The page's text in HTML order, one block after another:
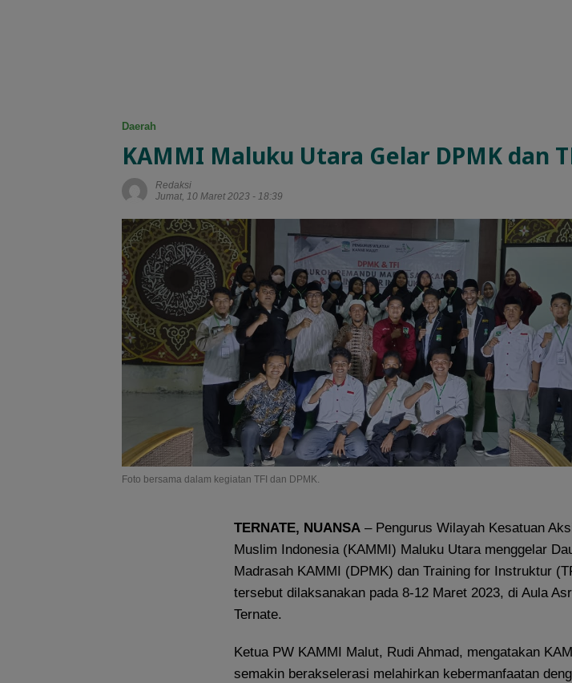
Daerah
KAMMI Maluku Utara Gelar DPMK dan
Redaksi
Jumat, 10 Maret 2023 - 18:39
Foto bersama dalam kegiatan TFI dan DPMK.
TERNATE, NUANSA – Pengurus Wilayah Kesatuan
Muslim Indonesia (KAMMI) Maluku Utara menggelar
Madrasah KAMMI (DPMK) dan Training for Instruktur
tersebut dilaksanakan pada 8-12 Maret 2023, di Aula
Ternate.
Ketua PW KAMMI Malut, Rudi Ahmad, mengatakan
semakin berakselerasi melahirkan kebermanfaatan